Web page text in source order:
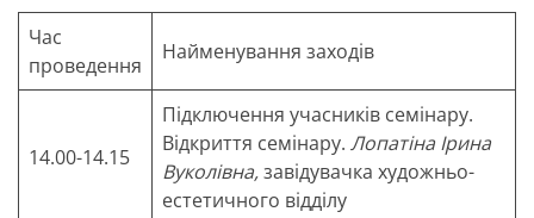
Час
проведення
Найменування заходів
14.00-14.15
Підключення учасників семінару.
Відкриття семінару. Лопатіна Ірина
Вуколівна,завідувачка художньо-
естетичного відділу